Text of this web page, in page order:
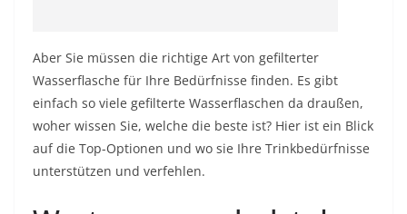
Aber Sie müssen die richtige Art von gefilterter
Wasserflasche für Ihre Bedürfnisse finden. Es gibt
einfach so viele gefilterte Wasserflaschen da draußen,
woher wissen Sie, welche die beste ist? Hier ist ein Blick
auf die Top-Optionen und wo sie Ihre Trinkbedürfnisse
unterstützen und verfehlen.